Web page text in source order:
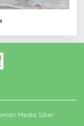
Media Siber